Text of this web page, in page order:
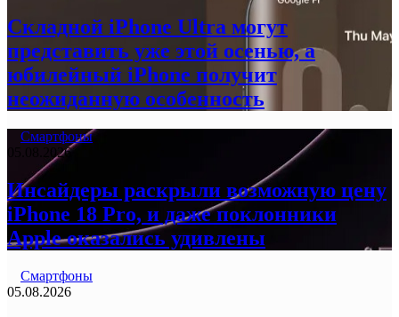
Складной iPhone Ultra могут
представить уже этой осенью, а
юбилейный iPhone получит
неожиданную особенность
Смартфоны
05.08.2026
Инсайдеры раскрыли возможную цену
iPhone 18 Pro, и даже поклонники
Apple оказались удивлены
Смартфоны
05.08.2026